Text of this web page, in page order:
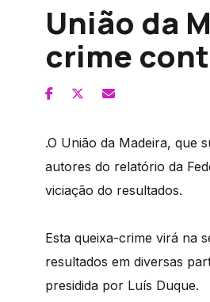
União da
crime
.O União da Madeira, que
autores do relatório da
viciação do resultados.
Esta queixa-crime virá na
resultados em diversas
presidida por Luís Duque.